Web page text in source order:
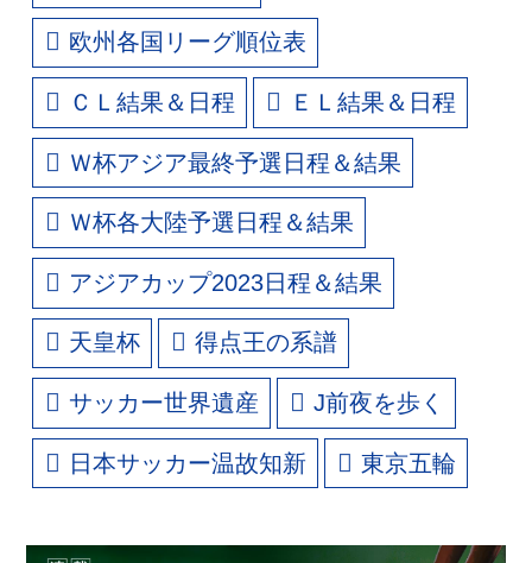
欧州各国リーグ順位表
ＣＬ結果＆日程 ＥＬ結果＆日程
Ｗ杯アジア最終予選日程＆結果
Ｗ杯各大陸予選日程＆結果
アジアカップ2023日程＆結果
天皇杯 得点王の系譜
サッカー世界遺産 J前夜を歩く
日本サッカー温故知新 東京五輪